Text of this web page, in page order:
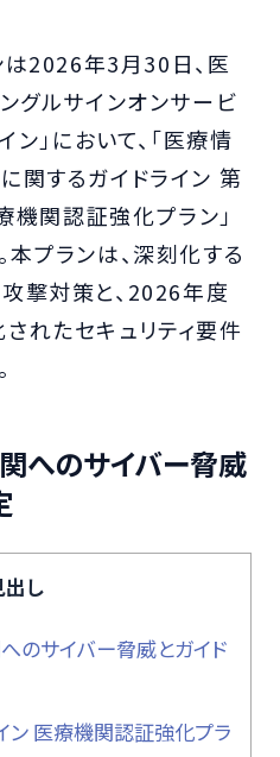
2026年3月30日、医
グルサインオンサービ
ン」において、「医療情
関するガイドライン 第
機関認証強化プラン」
プランは、深刻化する
撃対策と、2026年度
れたセキュリティ要件
へのサイバー脅威
し
のサイバー脅威とガイド
イン 医療機関認証強化プラ